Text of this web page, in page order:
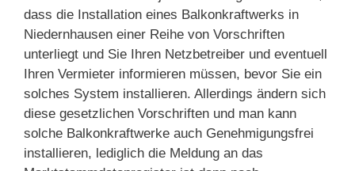
dass die Installation eines Balkonkraftwerks in
Niedernhausen einer Reihe von Vorschriften
unterliegt und Sie Ihren Netzbetreiber und eventuell
Ihren Vermieter informieren müssen, bevor Sie ein
solches System installieren. Allerdings ändern sich
diese gesetzlichen Vorschriften und man kann
solche Balkonkraftwerke auch Genehmigungsfrei
installieren, lediglich die Meldung an das